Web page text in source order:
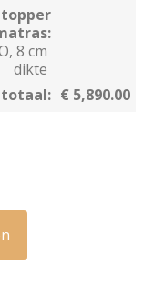
8 cm
dikte
€ 5,890.00